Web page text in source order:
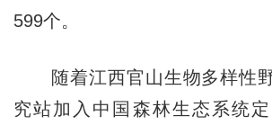
599个。
随着江西官山生物多样性
究站加入中国森林生态系统